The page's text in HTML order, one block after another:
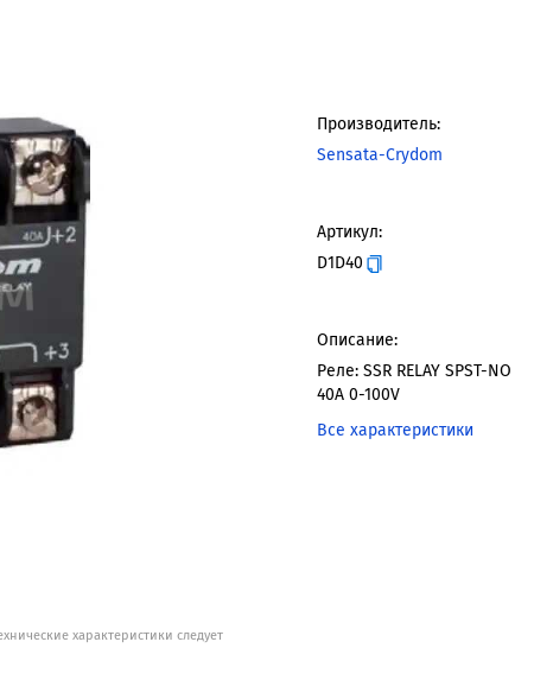
характеристики следует
Производитель:
Sensata-Crydom
Артикул:
D1D40
Описание:
Реле: SSR RELAY SPST-NO
40A 0-100V
Все характеристики